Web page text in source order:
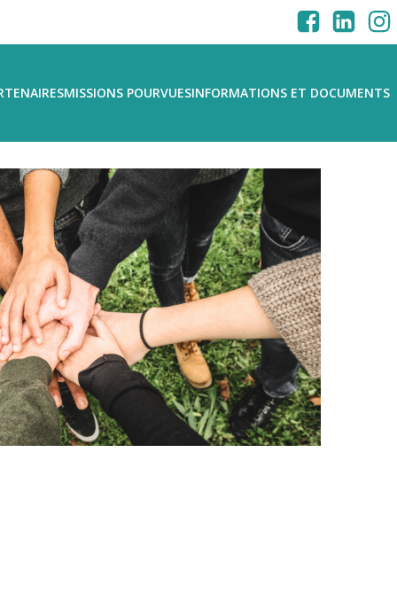
MISSIONS POURVUESINFORMATIONS ET DOCUMENTS